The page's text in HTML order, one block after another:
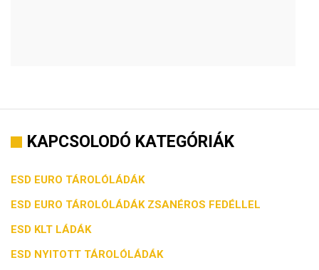
KAPCSOLODÓ KATEGÓRIÁK
ESD EURO TÁROLÓLÁDÁK
ESD EURO TÁROLÓLÁDÁK ZSANÉROS FEDÉLLEL
ESD KLT LÁDÁK
ESD NYITOTT TÁROLÓLÁDÁK